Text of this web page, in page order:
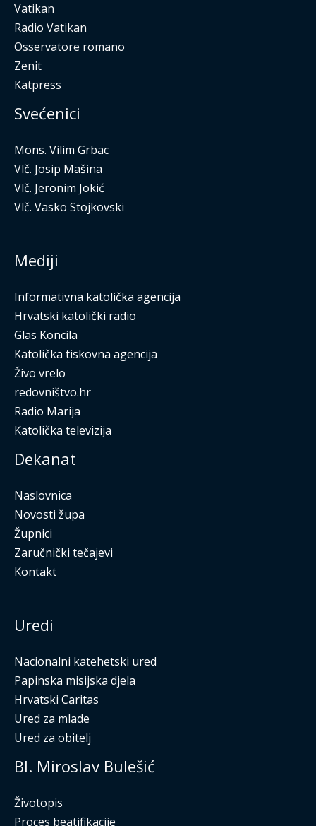
Vatikan
Radio Vatikan
Osservatore romano
Zenit
Katpress
Svećenici
Mons. Vilim Grbac
Vlč. Josip Mašina
Vlč. Jeronim Jokić
Vlč. Vasko Stojkovski
Mediji
Informativna katolička agencija
Hrvatski katolički radio
Glas Koncila
Katolička tiskovna agencija
Živo vrelo
redovništvo.hr
Radio Marija
Katolička televizija
Dekanat
Naslovnica
Novosti župa
Župnici
Zaručnički tečajevi
Kontakt
Uredi
Nacionalni katehetski ured
Papinska misijska djela
Hrvatski Caritas
Ured za mlade
Ured za obitelj
Bl. Miroslav Bulešić
Životopis
Proces beatifikacije